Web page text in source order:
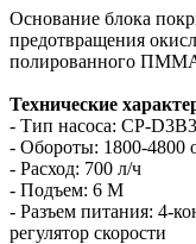
Основание блока
предотвращения
полированного
Технические
- Тип насоса: CP-
- Обороты: 1800-4800
- Расход: 700 л/ч
- Подъем: 6 М
- Разъем питания: 4-
регулятор скорости